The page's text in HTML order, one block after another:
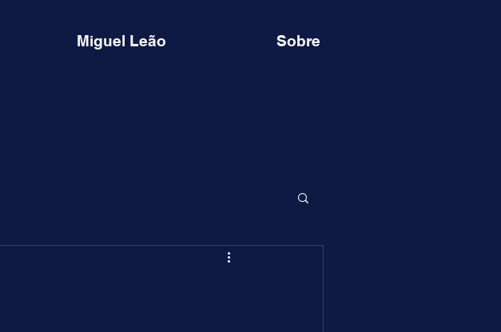
Miguel Leão Sobre